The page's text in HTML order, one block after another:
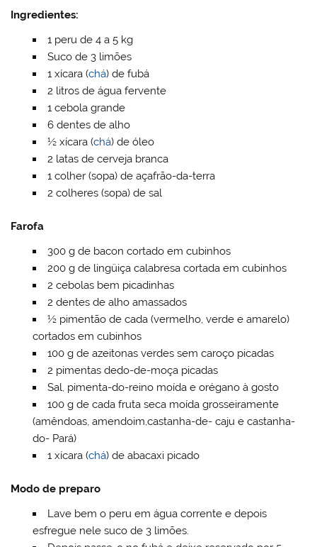
Ingredientes:
1 peru de 4 a 5 kg
Suco de 3 limões
1 xícara (chá) de fubá
2 litros de água fervente
1 cebola grande
6 dentes de alho
½ xícara (chá) de óleo
2 latas de cerveja branca
1 colher (sopa) de açafrão-da-terra
2 colheres (sopa) de sal
Farofa
300 g de bacon cortado em cubinhos
200 g de lingüiça calabresa cortada em cubinhos
2 cebolas bem picadinhas
2 dentes de alho amassados
½ pimentão de cada (vermelho, verde e amarelo)
cortados em cubinhos
100 g de azeitonas verdes sem caroço picadas
2 pimentas dedo-de-moça picadas
Sal, pimenta-do-reino moída e orégano à gosto
100 g de cada fruta seca moída grosseiramente
(amêndoas, amendoim,castanha-de- caju e castanha-
do- Pará)
1 xícara (chá) de abacaxi picado
Modo de preparo
Lave bem o peru em água corrente e depois
esfregue nele suco de 3 limões.